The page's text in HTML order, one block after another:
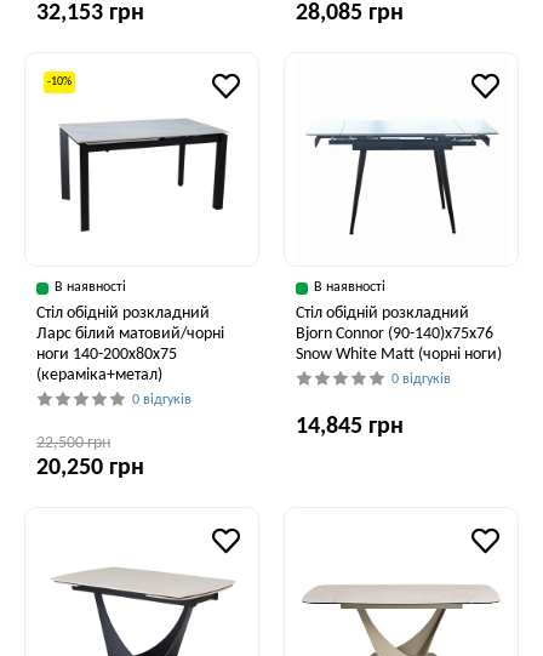
32,153 грн 28,085 грн
-10%
В наявності
Стіл обідній розкладний
Ларс білий матовий/чорні
ноги 140-200x80x75
(кераміка+метал)
0 відгуків
22,500 грн
20,250 грн
В наявності
Стіл обідній розкладний
Bjorn Connor (90-140)х75х76
Snow White Matt (чорні ноги)
0 відгуків
14,845 грн